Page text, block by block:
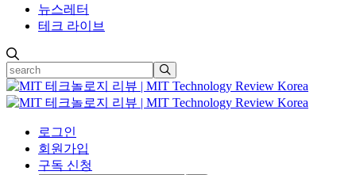
뉴스레터
테크 라이브
로그인
회원가입
구독 신청